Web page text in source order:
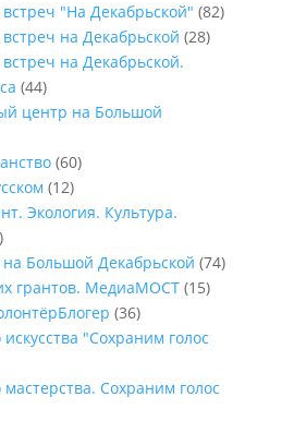
"На Декабрьской" (82)
на Декабрьской (28)
на Декабрьской.
(44)
центр на Большой
(60)
(12)
Экология. Культура.
Большой Декабрьской (74)
грантов. МедиаМОСТ(15)
(36)
"Сохраним голос
Сохраним голос